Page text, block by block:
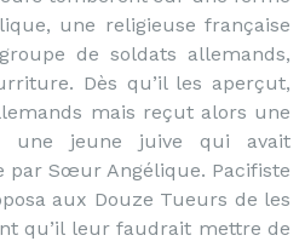
une religieuse française
de soldats allemands,
Dès qu’il les aperçut,
mais reçut alors une
une jeune juive qui avait
par Sœur Angélique. Pacifiste
aux Douze Tueurs de les
qu’il leur faudrait mettre de